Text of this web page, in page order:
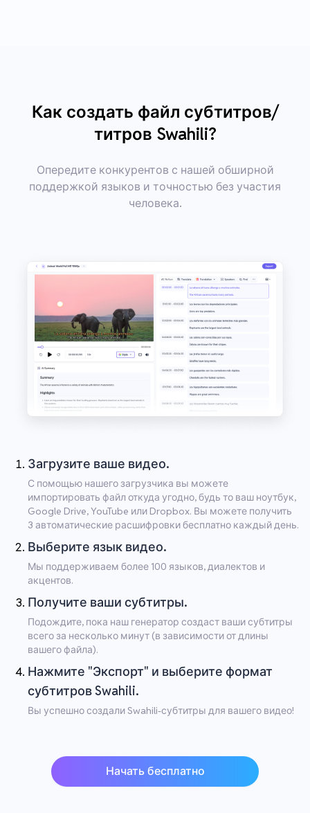
Как создать файл субтитров/
титров Swahili?
Опередите конкурентов с нашей обширной
поддержкой языков и точностью без участия
человека.
Загрузите ваше видео.
С помощью нашего загрузчика вы можете
импортировать файл откуда угодно, будь то ваш ноутбук,
Google Drive, YouTube или Dropbox. Вы можете получить
3 автоматические расшифровки бесплатно каждый день.
Выберите язык видео.
Мы поддерживаем более 100 языков, диалектов и
акцентов.
Получите ваши субтитры.
Подождите, пока наш генератор создаст ваши субтитры
всего за несколько минут (в зависимости от длины
вашего файла).
Нажмите "Экспорт" и выберите формат
субтитров Swahili.
Вы успешно создали Swahili-субтитры для вашего видео!
Начать бесплатно